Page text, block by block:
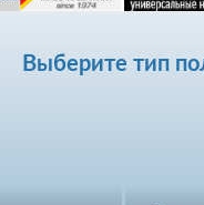
Выберите тип